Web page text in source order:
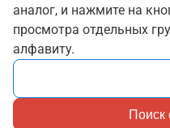
аналог, и нажмите на
просмотра отдельных
алфавиту.
Поиск